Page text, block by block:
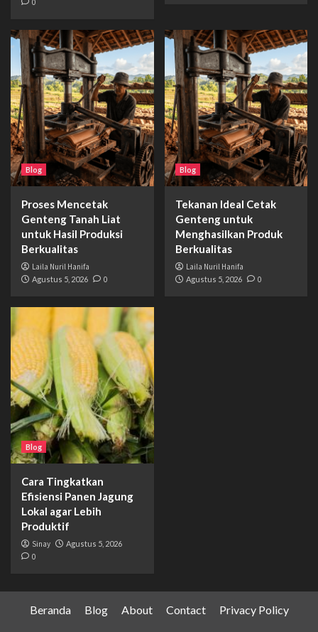
0
Blog
Proses Mencetak
Genteng Tanah Liat
untuk Hasil Produksi
Berkualitas
Laila Nuril Hanifa
Agustus 5, 2026 0
Blog
Tekanan Ideal Cetak
Genteng untuk
Menghasilkan Produk
Berkualitas
Laila Nuril Hanifa
Agustus 5, 2026 0
Blog
Cara Tingkatkan
Efisiensi Panen Jagung
Lokal agar Lebih
Produktif
Sinay Agustus 5, 2026
0
Beranda Blog About Contact Privacy Policy